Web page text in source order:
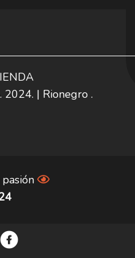
2024. | Rionegro .